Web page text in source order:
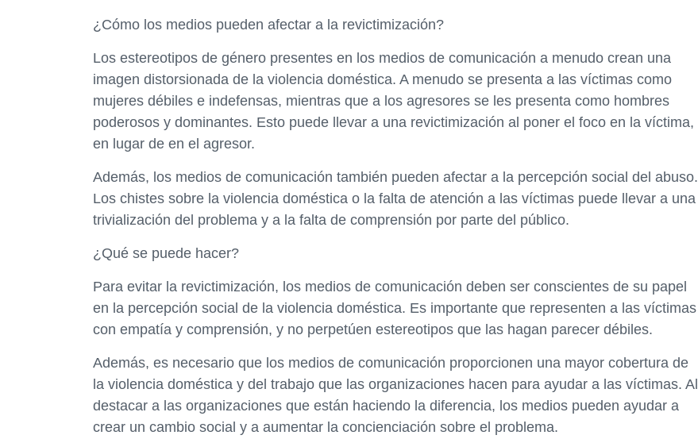
¿Cómo los medios pueden afectar a la revictimización?
Los estereotipos de género presentes en los medios de comunicación a menudo crean una
imagen distorsionada de la violencia doméstica. A menudo se presenta a las víctimas como
mujeres débiles e indefensas, mientras que a los agresores se les presenta como hombres
poderosos y dominantes. Esto puede llevar a una revictimización al poner el foco en la víctima,
en lugar de en el agresor.
Además, los medios de comunicación también pueden afectar a la percepción social del abuso.
Los chistes sobre la violencia doméstica o la falta de atención a las víctimas puede llevar a una
trivialización del problema y a la falta de comprensión por parte del público.
¿Qué se puede hacer?
Para evitar la revictimización, los medios de comunicación deben ser conscientes de su papel
en la percepción social de la violencia doméstica. Es importante que representen a las víctimas
con empatía y comprensión, y no perpetúen estereotipos que las hagan parecer débiles.
Además, es necesario que los medios de comunicación proporcionen una mayor cobertura de
la violencia doméstica y del trabajo que las organizaciones hacen para ayudar a las víctimas. Al
destacar a las organizaciones que están haciendo la diferencia, los medios pueden ayudar a
crear un cambio social y a aumentar la concienciación sobre el problema.